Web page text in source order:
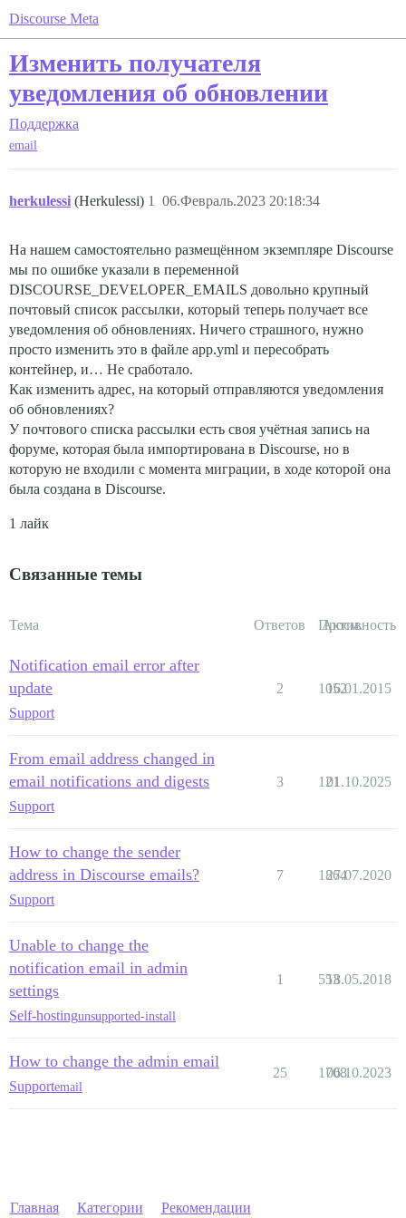
Discourse Meta
Изменить получателя
уведомления об обновлении
Поддержка
email
herkulessi (Herkulessi) 06.Февраль.2023 20:18:34
1
На нашем самостоятельно размещённом экземпляре Discourse
мы по ошибке указали в переменной
DISCOURSE_DEVELOPER_EMAILS довольно крупный
почтовый список рассылки, который теперь получает все
уведомления об обновлениях. Ничего страшного, нужно
просто изменить это в файле app.yml и пересобрать
контейнер, и… Не сработало.
Как изменить адрес, на который отправляются уведомления
об обновлениях?
У почтового списка рассылки есть своя учётная запись на
форуме, которая была импортирована в Discourse, но в
которую не входили с момента миграции, в ходе которой она
была создана в Discourse.
1 лайк
Связанные темы
Тема Ответов Просм.
Активность
Notification email error after
update
Support
2 1052
16.01.2015
From email address changed in
email notifications and digests
Support
3 121
01.10.2025
How to change the sender
address in Discourse emails?
Support
7 1864
27.07.2020
Unable to change the
notification email in admin
settings
Self-hostingunsupported-install
1 553
18.05.2018
How to change the admin email
Supportemail
25 1708
06.10.2023
Главная Категории Рекомендации